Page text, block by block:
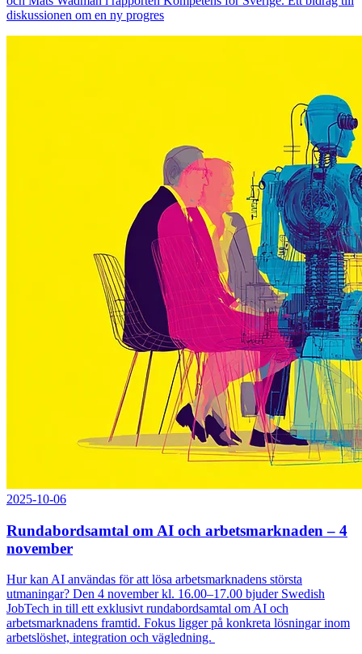
diskussionen om en ny progres
2025-10-06
Rundabordsamtal om AI och arbetsmarknaden – 4
november
Hur kan AI användas för att lösa arbetsmarknadens största
utmaningar? Den 4 november kl. 16.00–17.00 bjuder Swedish
JobTech in till ett exklusivt rundabordsamtal om AI och
arbetsmarknadens framtid. Fokus ligger på konkreta lösningar inom
arbetslöshet, integration och vägledning.